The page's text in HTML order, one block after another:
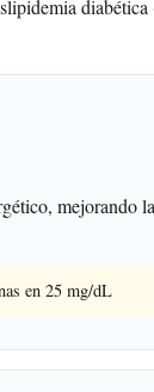
mejorando
en 25 mg/dL